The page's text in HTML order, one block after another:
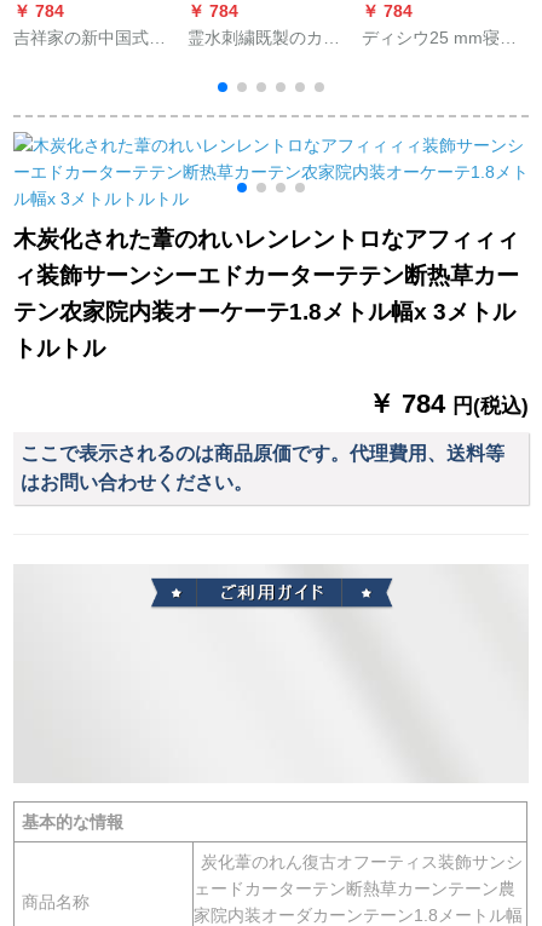
￥ 784
吉祥家の新中国式竹
ビンベルンサーンン
サーンンサーパンパ
ンパン防cabi-の太の
テープ茶70%遮光半
竹カーン-1平方メー
ト価格
￥ 784
霊水刺繍既製のカー
シリーズシリーズシ
リーズの遮光彫刻の
星柄カーンテンンン
ンンンンンンテニス
レッドオーダダーダ
ーダーダーダーダー
ダーダーダーダーダ
ーダーダーダーダー
ダーシリーズの王女
ン+紗が販売されてい
ます。
￥ 784
ディシウ25 mm寝室
制御ジットリフトの
レマイ1平方メトルの
単价です。
木炭化された葦のれいレンレントロなアフィィィ
ィ装飾サーンシーエドカーターテテン断热草カー
テン农家院内装オーケーテ1.8メトル幅x 3メトル
トルトル
￥ 784 円(税込)
ここで表示されるのは商品原価です。代理費用、送料等
はお問い合わせください。
基本的な情報
商品名称
炭化葦のれん復古オフーティス装飾サンシ
ェードカーターテン断熱草カーンテーン農
家院内装オーダカーンテーン1.8メートル幅